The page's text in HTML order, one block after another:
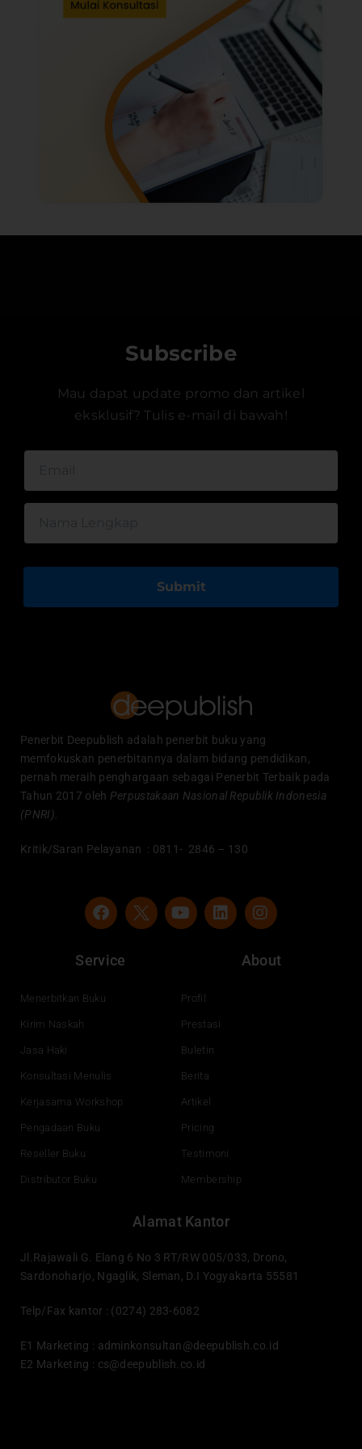
Subscribe
Mau dapat update promo dan artikel
eksklusif? Tulis e-mail di bawah!
Submit
Penerbit Deepublish adalah penerbit buku yang
memfokuskan penerbitannya dalam bidang pendidikan,
pernah meraih penghargaan sebagai Penerbit Terbaik pada
Tahun 2017 oleh Perpustakaan Nasional Republik Indonesia
(PNRI).
Kritik/Saran Pelayanan : 0811- 2846 – 130
F
a
e
b
o
Y
o
e
L
i
n
I
n
a
Service
Menerbitkan Buku
Kirim Naskah
Jasa Haki
Konsultasi Menulis
Kerjasama Workshop
Pengadaan Buku
Reseller Buku
Distributor Buku
About
Profil
Prestasi
Buletin
Berita
Artikel
Pricing
Testimoni
Membership
Alamat Kantor
Jl.Rajawali G. Elang 6 No 3 RT/RW 005/033, Drono,
Sardonoharjo, Ngaglik, Sleman, D.I Yogyakarta 55581
Telp/Fax kantor : (0274) 283-6082
E1 Marketing : adminkonsultan@deepublish.co.id
E2 Marketing : cs@deepublish.co.id